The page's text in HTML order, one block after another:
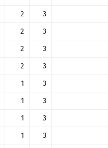
3
2
3
2
3
2
3
2
3
1
3
1
3
1
3
1